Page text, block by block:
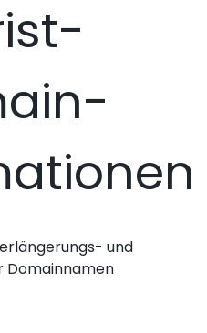
und
Domainnamen